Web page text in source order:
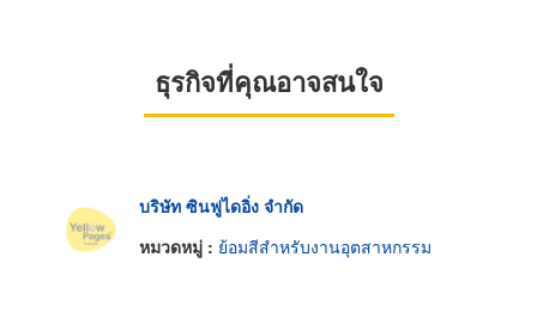
ธุรกิจที่คุณอาจสนใจ
บริษัท ซินฟูไดอิ่ง จำกัด
หมวดหมู่ : ย้อมสีสำหรับงานอุตสาหกรรม